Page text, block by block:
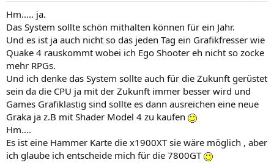
Hm..... ja.
Das System sollte schön mithalten können für ein Jahr.
Und es ist ja auch nicht so das jeden Tag ein Grafikfresser wie
Quake 4 rauskommt wobei ich Ego Shooter eh nicht so zocke
mehr RPGs.
Und ich denke das System sollte auch für die Zukunft gerüstet
sein da die CPU ja mit der Zukunft immer besser wird und
Games Grafiklastig sind sollte es dann ausreichen eine neue
Graka ja z.B mit Shader Model 4 zu kaufen
Hm....
Es ist eine Hammer Karte die x1900XT sie wäre möglich , aber
ich glaube ich entscheide mich für die 7800GT